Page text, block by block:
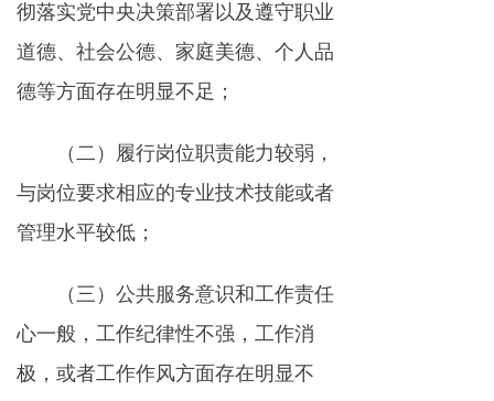
彻落实党中央决策部署以及遵守职业
道德、社会公德、家庭美德、个人品
德等方面存在明显不足；
（二）履行岗位职责能力较弱，
与岗位要求相应的专业技术技能或者
管理水平较低；
（三）公共服务意识和工作责任
心一般，工作纪律性不强，工作消
极，或者工作作风方面存在明显不